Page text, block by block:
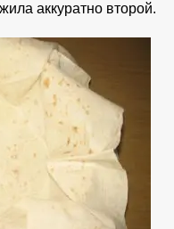
аккуратно второй.